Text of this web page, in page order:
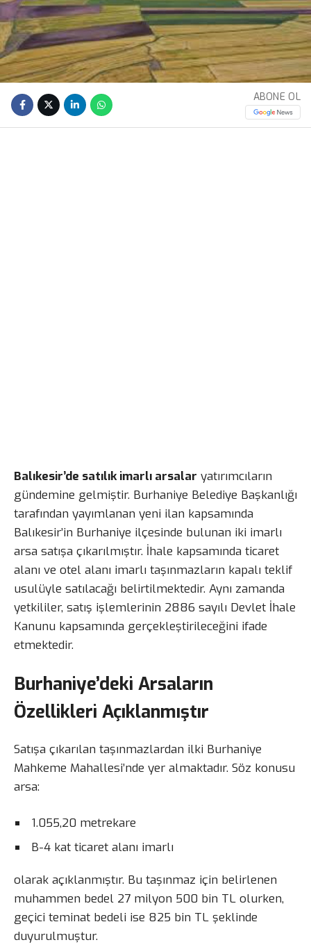
ABONE OL
Balıkesir’de satılık imarlı arsalar yatırımcıların
gündemine gelmiştir. Burhaniye Belediye Başkanlığı
tarafından yayımlanan yeni ilan kapsamında
Balıkesir’in Burhaniye ilçesinde bulunan iki imarlı
arsa satışa çıkarılmıştır. İhale kapsamında ticaret
alanı ve otel alanı imarlı taşınmazların kapalı teklif
usulüyle satılacağı belirtilmektedir. Aynı zamanda
yetkililer, satış işlemlerinin 2886 sayılı Devlet İhale
Kanunu kapsamında gerçekleştirileceğini ifade
etmektedir.
Burhaniye’deki Arsaların
Özellikleri Açıklanmıştır
Satışa çıkarılan taşınmazlardan ilki Burhaniye
Mahkeme Mahallesi’nde yer almaktadır. Söz konusu
arsa:
1.055,20 metrekare
B-4 kat ticaret alanı imarlı
olarak açıklanmıştır. Bu taşınmaz için belirlenen
muhammen bedel 27 milyon 500 bin TL olurken,
geçici teminat bedeli ise 825 bin TL şeklinde
duyurulmuştur.